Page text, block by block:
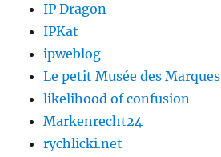
IP Dragon
IPKat
ipweblog
Le petit Musée des Marques
likelihood of confusion
Markenrecht24
rychlicki.net